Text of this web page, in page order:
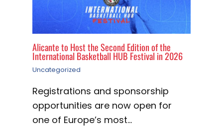
Alicante to Host the Second Edition of the
International Basketball HUB Festival in 2026
Uncategorized
Registrations and sponsorship
opportunities are now open for
one of Europe’s most…